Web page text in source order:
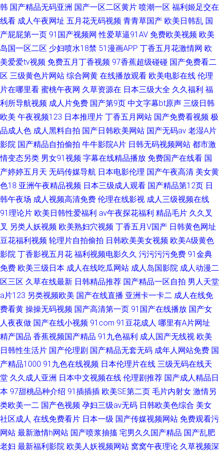
韩 国产精品无码亚洲 国产一区二区黄片 喷潮一区 福利姬足交在
线看 成人午夜网址 五月花无码视频 青青草国产 欧美日韩乱 国
产屁屁第一页 91国产视频网 性爱草逼91AV 免费欧美视频 欧美
岛国一区二区 少妇喷水18禁 51漫画APP 丁香五月花激情网 欧
美爱爱tv视频 免费五月丁香视频 97香蕉超级碰碰 国产免费看二
区 三级黄色片网站 综合网黄 在线播放观看 欧美电影在线 伦理
片在哪里看 蜜桃午夜网 久草资源在 日本三级大全 久久福利 福
利所导航视频 成人片免费 国产第9页 中文字幕bt原声 三级日韩
欧美 午夜视频123 日本推理片 丁香五月网站 国产免费看视频 极
品成人色 成人黑料自拍 国产日韩欧美网站 国产无码av 老湿A片
影院 国产精品自拍偷拍 牛牛影院A片 日韩无码视频网站 都市激
情变态另类 男女91视频 字幕在线精品播放 免费国产在线看 国
产婷婷五月天 无码传媒导航 日本电影伦理 国产午夜高清 美女黄
色18 亚洲午夜精品视频 日本三级成人观看 国产精品第12页 日
韩午夜场 成人视频高清免费 伦理在线影视 成人三级视频在线
91理论片 欧美日韩性爱福利 av午夜探花福利 精品毛片 久久叉
叉 另类人妖视频 欧美熟妇穴视频 丁香五月V国产 日韩黄色网址
豆花福利视频 轮理片自拍偷拍 日韩欧美美女视频 欧美A级黄色
影院 丁香影视五月花 福利视频电影久久 污污污污免费 91金典
免费 欧美三级日本 成人在线吃瓜网站 成人岛国影院 成人动漫二
区三区 久草在线最新 日韩精品推荐 国产精品一区自拍 男人天堂
a片123 另类视频欧美 国产在线直播 亚洲卡一卡二 成人在线免
费看黄 操操无码视频 国产高清第一页 91国产在线播放 国产女
人夜夜做 国产在线小视频 91com 91豆花成人 哪里有A片网址
精产国品 香蕉视频国产精品 91九色福利 成人国产无线视 欧美
日韩性生活片 国产伦理剧 国产精品无套无码 成年人网站免费 国
产精品1000 91九色在线视频 日本伦理片在线 三级无码在线天
堂 久久成人亚洲 日本中文视频在线 伦理剧推荐 国产成人精品日
本 97甜桃品种介绍 91插插插 欧美SE第二页 毛片内射女 激情另
类欧美一二 国产色视频 孕妇三级av无码 日韩欧美色综合 美女
社区成人 在线免费看片 日本一级 国产传媒视频网站 免费观看污
网站 最新激情h网站 国产喷浆抽搐 宅男久久国产精品 国产乱肥
老妇 最新福利影院 欧美人妖视频网站 窝窝午夜理论 久草视频深